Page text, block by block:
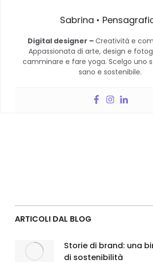
Sabrina •
Digital designer – Creatività e
Appassionata di arte, design e
camminare e fare yoga. Scelgo uno
sano e sostenibile.
ARTICOLI DAL BLOG
Storie di brand: una
di sostenibilità